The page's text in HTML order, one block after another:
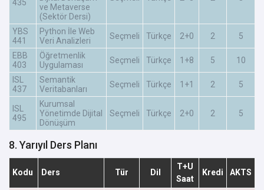
435
ve Metaverse
(Sektör Dersi)
YBS
441
Python İle Web
Veri Analizleri
Seçmeli Türkçe 2+0 2 5
EBB
403
Öğretmenlik
Uygulaması
Seçmeli Türkçe 1+8 5 10
ISL
437
Semantik
Veritabanları
Seçmeli Türkçe 1+1 2 5
ISL
495
Kurumsal
Yönetimde Dijital
Dönüşüm
Seçmeli Türkçe 2+0 2 5
8. Yarıyıl Ders Planı
Kodu Ders Tür Dil
T+U
Saat
Kredi AKTS